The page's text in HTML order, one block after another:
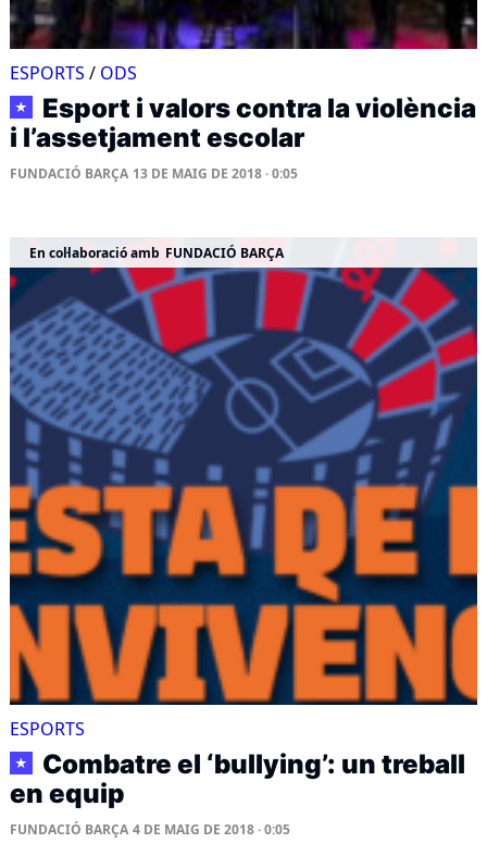
ESPORTS / ODS
★
Esport i valors contra la violència
i l’assetjament escolar
FUNDACIÓ BARÇA 13 DE MAIG DE 2018 · 0:05
En col·laboració amb FUNDACIÓ BARÇA
ESPORTS
★
Combatre el ‘bullying’: un treball
en equip
FUNDACIÓ BARÇA 4 DE MAIG DE 2018 · 0:05